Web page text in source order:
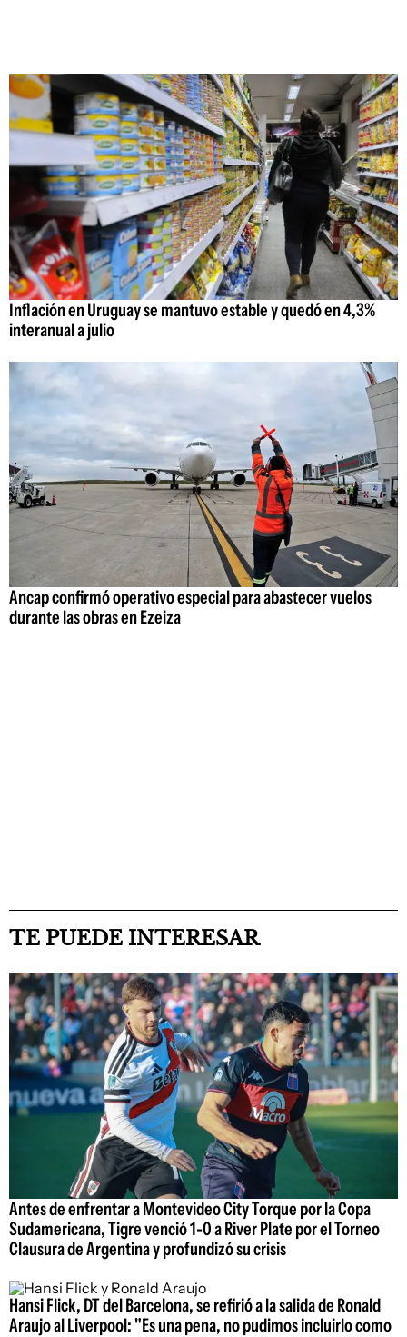
Inflación en Uruguay se mantuvo estable y quedó en 4,3%
interanual a julio
Ancap confirmó operativo especial para abastecer vuelos
durante las obras en Ezeiza
TE PUEDE INTERESAR
Antes de enfrentar a Montevideo City Torque por la Copa
Sudamericana, Tigre venció 1-0 a River Plate por el Torneo
Clausura de Argentina y profundizó su crisis
Hansi Flick, DT del Barcelona, se refirió a la salida de Ronald
Araujo al Liverpool: "Es una pena, no pudimos incluirlo como